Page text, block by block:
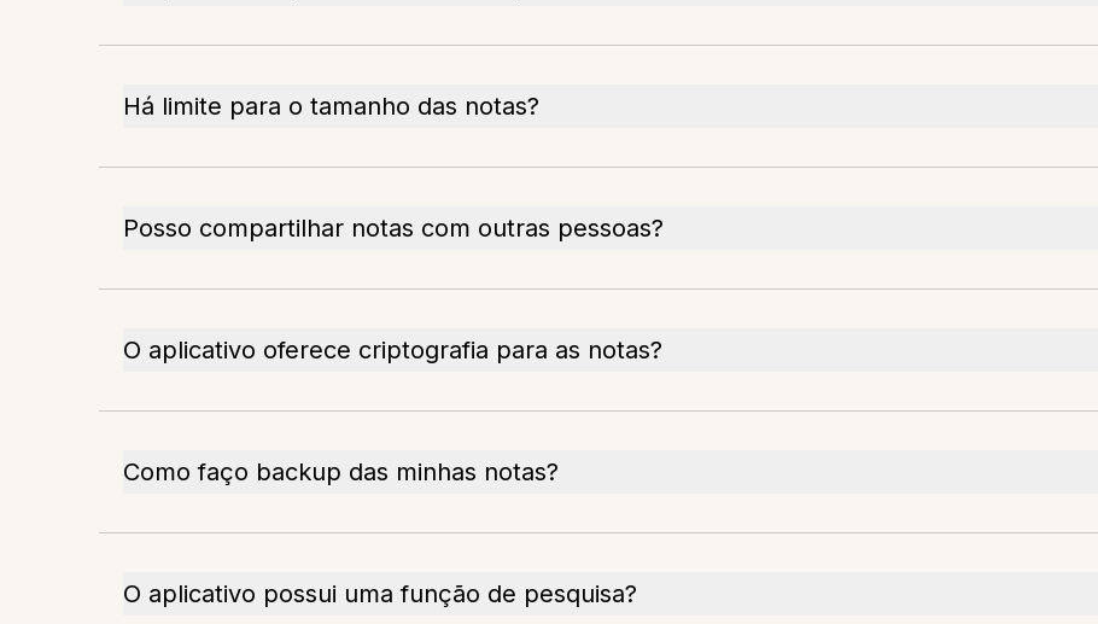
Há limite para o tamanho das notas?
Posso compartilhar notas com outras pessoas?
O aplicativo oferece criptografia para as notas?
Como faço backup das minhas notas?
O aplicativo possui uma função de pesquisa?